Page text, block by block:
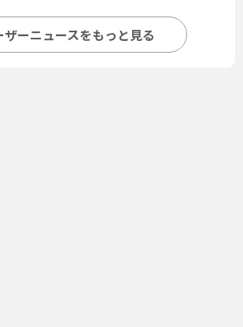
ザーニュースをもっと見る